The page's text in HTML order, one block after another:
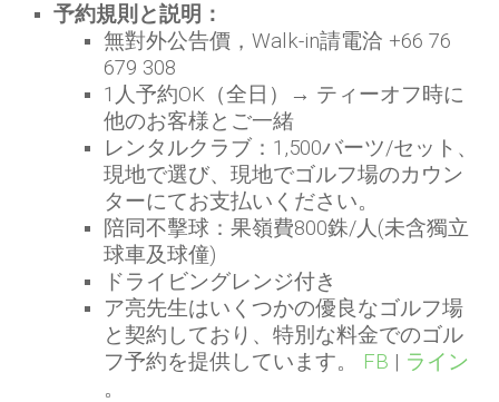
予約規則と説明：
無對外公告價，Walk-in請電洽 +66 76
679 308
1人予約OK（全日）→ ティーオフ時に
他のお客様とご一緒
レンタルクラブ：1,500バーツ/セット、
現地で選び、現地でゴルフ場のカウン
ターにてお支払いください。
陪同不擊球：果嶺費800銖/人(未含獨立
球車及球僮)
ドライビングレンジ付き
ア亮先生はいくつかの優良なゴルフ場
と契約しており、特別な料金でのゴル
フ予約を提供しています。 FB | ライン
。